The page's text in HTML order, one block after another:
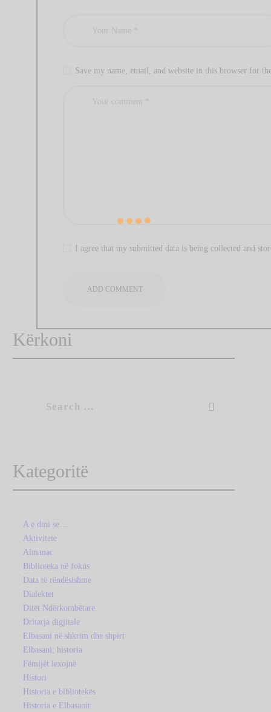
Save my name, email, and website in this browser for
I agree that my submitted data is being collected and
Kërkoni
Kategoritë
A e dini se…
Aktivitete
Almanac
Biblioteka në fokus
Data të rëndësishme
Dialektet
Ditët Ndërkombëtare
Dritarja digjitale
Elbasani në shkrim dhe shpirt
Elbasani; historia
Fëmijët lexojnë
Histori
Historia e bibliotekës
Historia e Elbasanit